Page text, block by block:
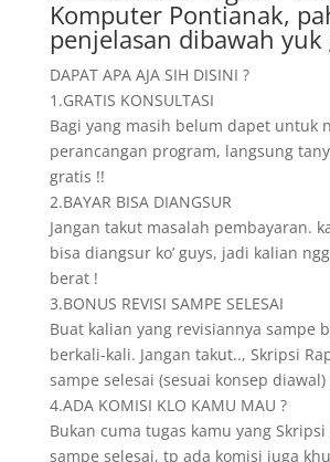
Komputer Pontianak,
penjelasan dibawah yuk
DAPAT APA AJA SIH DISINI ?
1.GRATIS KONSULTASI
Bagi yang masih belum dapet untuk
perancangan program, langsung
gratis !!
2.BAYAR BISA DIANGSUR
Jangan takut masalah pembayaran.
bisa diangsur ko’ guys, jadi kalian
berat !
3.BONUS REVISI SAMPE SELESAI
Buat kalian yang revisiannya sampe
berkali-kali. Jangan takut.., Skripsi
sampe selesai (sesuai konsep diawal)
4.ADA KOMISI KLO KAMU MAU ?
Bukan cuma tugas kamu yang
sampe selesai, tp ada komisi juga